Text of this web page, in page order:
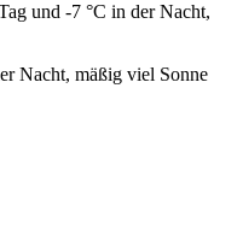
und -7 °C in der Nacht,
Nacht, mäßig viel Sonne